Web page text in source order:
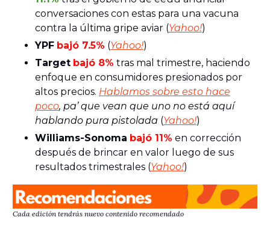
conversaciones con estas para una vacuna
contra la última gripe aviar (Yahoo!)
YPF bajó 7.5% (Yahoo!)
Target bajó 8% tras mal trimestre, haciendo
enfoque en consumidores presionados por
altos precios. Hablamos sobre esto hace
poco, pa’ que vean que uno no está aquí
hablando pura pistolada (Yahoo!)
Williams-Sonoma bajó 11% en corrección
después de brincar en valor luego de sus
resultados trimestrales (Yahoo!)
Cada edición tendrás nuevo contenido recomendado